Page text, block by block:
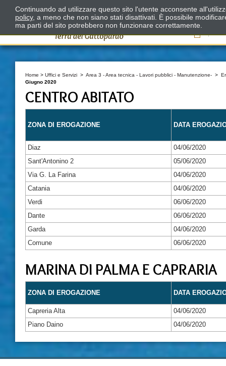
Il
Home > Uffici e Servizi > Area 3 - Area tecnica - Lavori pubblici - Manutenzione- >
Giugno 2020
CENTRO ABITATO
ZONA DI EROGAZIONE DATA
Diaz
04/06/2020
Sant'Antonino 2
05/06/2020
Via G. La Farina
04/06/2020
Catania
04/06/2020
Verdi
06/06/2020
Dante
06/06/2020
Garda
04/06/2020
Comune
06/06/2020
MARINA DI PALMA E CAPRARIA
ZONA DI EROGAZIONE DATA
Capreria Alta
04/06/2020
Piano Daino
04/06/2020
Continuando ad utilizzare questo sito l'utente acconsente
policy, a meno che non siano stati disattivati. È possibile
ma parti del sito potrebbero non funzionare correttamente.